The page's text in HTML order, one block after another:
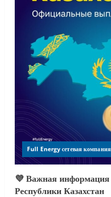
Full Energy сетевая компания
💜 Важная
Республики Казахстан